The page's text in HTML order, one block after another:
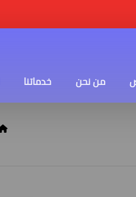
من نحن خدماتنا